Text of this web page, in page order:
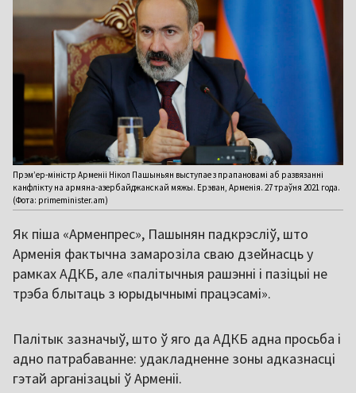
Прэм’ер-міністр Арменіі Нікол Пашыньян выступае з прапановамі аб развязанні
канфлікту на армяна-азербайджанскай мяжы. Ерэван, Арменія. 27 траўня 2021 года.
(Фота: primeminister.am)
Як піша «Арменпрес», Пашынян падкрэсліў, што
Арменія фактычна замарозіла сваю дзейнасць у
рамках АДКБ, але «палітычныя рашэнні і пазіцыі не
трэба блытаць з юрыдычнымі працэсамі».
Палітык зазначыў, што ў яго да АДКБ адна просьба і
адно патрабаванне: удакладненне зоны адказнасці
гэтай арганізацыі ў Арменіі.